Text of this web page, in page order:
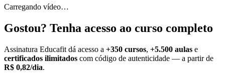
Carregando vídeo…
Gostou? Tenha acesso ao curso completo
Assinatura Educafit dá acesso a +350 cursos, +5.500 aulas e
certificados ilimitados com código de autenticidade — a partir de
R$ 0,82/dia.